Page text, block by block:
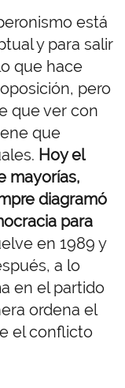
está
y para salir
que hace
pero
que ver con
que
Hoy el
mayorías,
diagramó
para
en 1989 y
a lo
en el partido
ordena el
el conflicto